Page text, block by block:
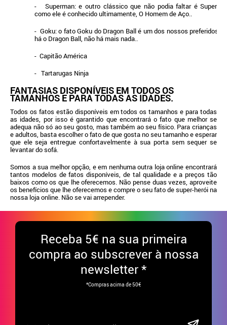
- Superman: e outro clássico que não podia faltar é
como ele é conhecido ultimamente, O Homem de Aço..
- Goku: o fato Goku do Dragon Ball é um dos nossos preferidos, e
há o Dragon Ball, não há mais nada..
- Capitão América
- Tartarugas Ninja
FANTASIAS DISPONÍVEIS EM TODOS OS
TAMANHOS E PARA TODAS AS IDADES.
Todos os fatos estão disponíveis em todos os tamanhos e para todas
as idades, por isso é garantido que encontrará o fato que melhor se
adequa não só ao seu gosto, mas também ao seu físico. Para crianças
e adultos, basta escolher o fato de que gosta no seu tamanho e esperar
que ele seja entregue confortavelmente à sua porta sem sequer se
levantar do sofá.
Somos a sua melhor opção, e em nenhuma outra loja online encontrará
tantos modelos de fatos disponíveis, de tal qualidade e a preços tão
baixos como os que lhe oferecemos. Não pense duas vezes, aproveite
os benefícios que lhe oferecemos e compre o seu fato de super-herói na
nossa loja online. Não se vai arrepender.
Receba 5€ na sua primeira
compra ao subscrever à nossa
newsletter *
*Compras acima de 50€